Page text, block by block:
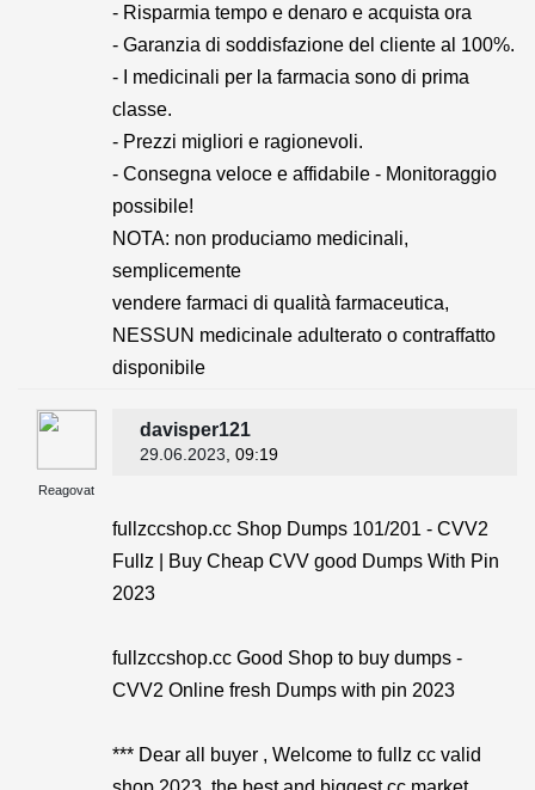
- Risparmia tempo e denaro e acquista ora
- Garanzia di soddisfazione del cliente al 100%.
- I medicinali per la farmacia sono di prima
classe.
- Prezzi migliori e ragionevoli.
- Consegna veloce e affidabile - Monitoraggio
possibile!
NOTA: non produciamo medicinali,
semplicemente
vendere farmaci di qualità farmaceutica,
NESSUN medicinale adulterato o contraffatto
disponibile
Reagovat
davisper121
29.06.2023 , 09:19
fullzccshop.cc Shop Dumps 101/201 - CVV2
Fullz | Buy Cheap CVV good Dumps With Pin
2023
fullzccshop.cc Good Shop to buy dumps -
CVV2 Online fresh Dumps with pin 2023
*** Dear all buyer , Welcome to fullz cc valid